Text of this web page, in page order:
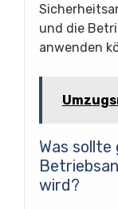
und die
anwenden
Was
wird?